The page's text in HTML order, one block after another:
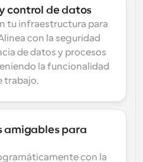
control de datos
tu infraestructura para
con la seguridad
de datos y procesos
la funcionalidad
trabajo.
amigables para
con la